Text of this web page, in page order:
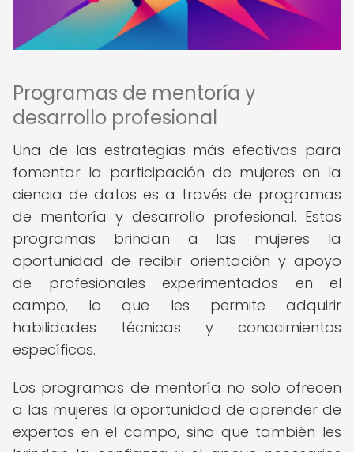
Programas de mentoría y
desarrollo profesional
Una de las estrategias más efectivas para
fomentar la participación de mujeres en la
ciencia de datos es a través de programas
de mentoría y desarrollo profesional. Estos
programas brindan a las mujeres la
oportunidad de recibir orientación y apoyo
de profesionales experimentados en el
campo, lo que les permite adquirir
habilidades técnicas y conocimientos
específicos.
Los programas de mentoría no solo ofrecen
a las mujeres la oportunidad de aprender de
expertos en el campo, sino que también les